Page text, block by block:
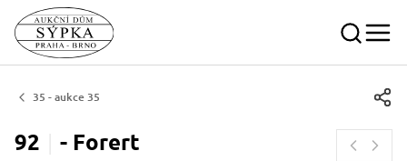
35 - aukce 35
92 - Forert